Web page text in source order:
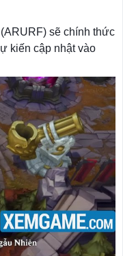
sẽ chính thức
kiến cập nhật vào